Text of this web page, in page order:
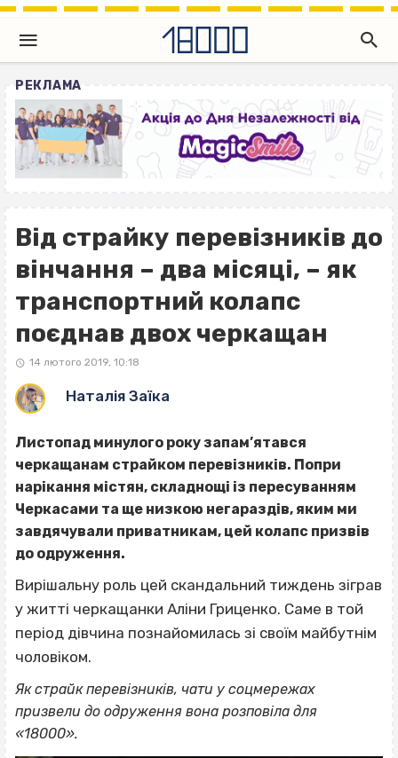
РЕКЛАМА
Від страйку перевізників до
вінчання – два місяці, – як
транспортний колапс
поєднав двох черкащан
14 лютого 2019, 10:18
Наталія Заїка
Листопад минулого року запам’ятався
черкащанам страйком перевізників. Попри
нарікання містян, складнощі із пересуванням
Черкасами та ще низкою негараздів, яким ми
завдячували приватникам, цей колапс призвів
до одруження.
Вирішальну роль цей скандальний тиждень зіграв
у житті черкащанки Аліни Гриценко. Саме в той
період дівчина познайомилась зі своїм майбутнім
чоловіком.
Як страйк перевізників, чати у соцмережах
призвели до одруження вона розповіла для
«18000».